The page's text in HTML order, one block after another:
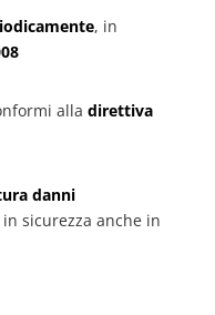
, in
alla direttiva
danni
sicurezza anche in